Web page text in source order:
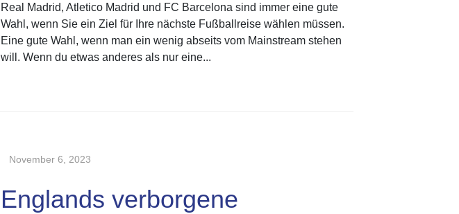
Real Madrid, Atletico Madrid und FC Barcelona sind immer eine gute
Wahl, wenn Sie ein Ziel für Ihre nächste Fußballreise wählen müssen.
Eine gute Wahl, wenn man ein wenig abseits vom Mainstream stehen
will. Wenn du etwas anderes als nur eine...
November 6, 2023
Englands verborgene